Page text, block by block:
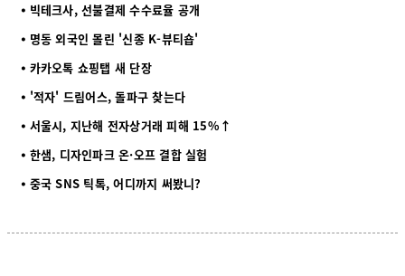
⦁ 빅테크사, 선불결제 수수료율 공개
⦁ 명동 외국인 몰린 '신종 K-뷰티숍'
⦁ 카카오톡 쇼핑탭 새 단장
⦁ '적자' 드림어스, 돌파구 찾는다
⦁ 서울시, 지난해 전자상거래 피해 15%↑
⦁ 한샘, 디자인파크 온·오프 결합 실험
⦁ 중국 SNS 틱톡, 어디까지 써봤니?